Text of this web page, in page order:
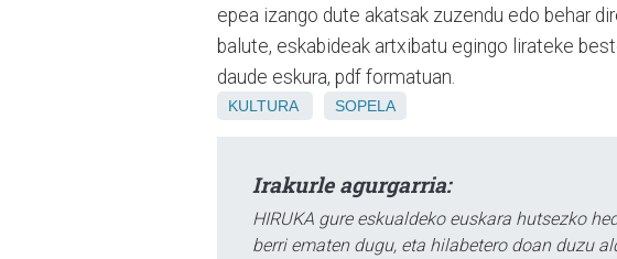
epea izango dute akatsak zuzendu edo behar
balute, eskabideak artxibatu egingo lirateke
daude eskura, pdf formatuan.
KULTURA SOPELA
Irakurle agurgarria:
HIRUKA gure eskualdeko euskara hutsezko
berri ematen dugu, eta hilabetero doan duzu